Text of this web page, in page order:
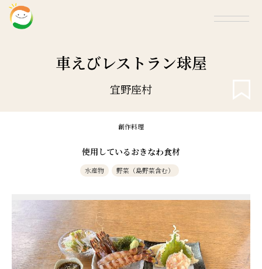
車えびレストラン球屋
宜野座村
創作料理
使用しているおきなわ食材
水産物 野菜（島野菜含む）